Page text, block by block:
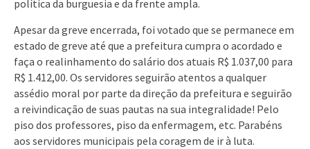
política da burguesia e da frente ampla.
Apesar da greve encerrada, foi votado que se permanece em
estado de greve até que a prefeitura cumpra o acordado e
faça o realinhamento do salário dos atuais R$ 1.037,00 para
R$ 1.412,00. Os servidores seguirão atentos a qualquer
assédio moral por parte da direção da prefeitura e seguirão
a reivindicação de suas pautas na sua integralidade! Pelo
piso dos professores, piso da enfermagem, etc. Parabéns
aos servidores municipais pela coragem de ir à luta.